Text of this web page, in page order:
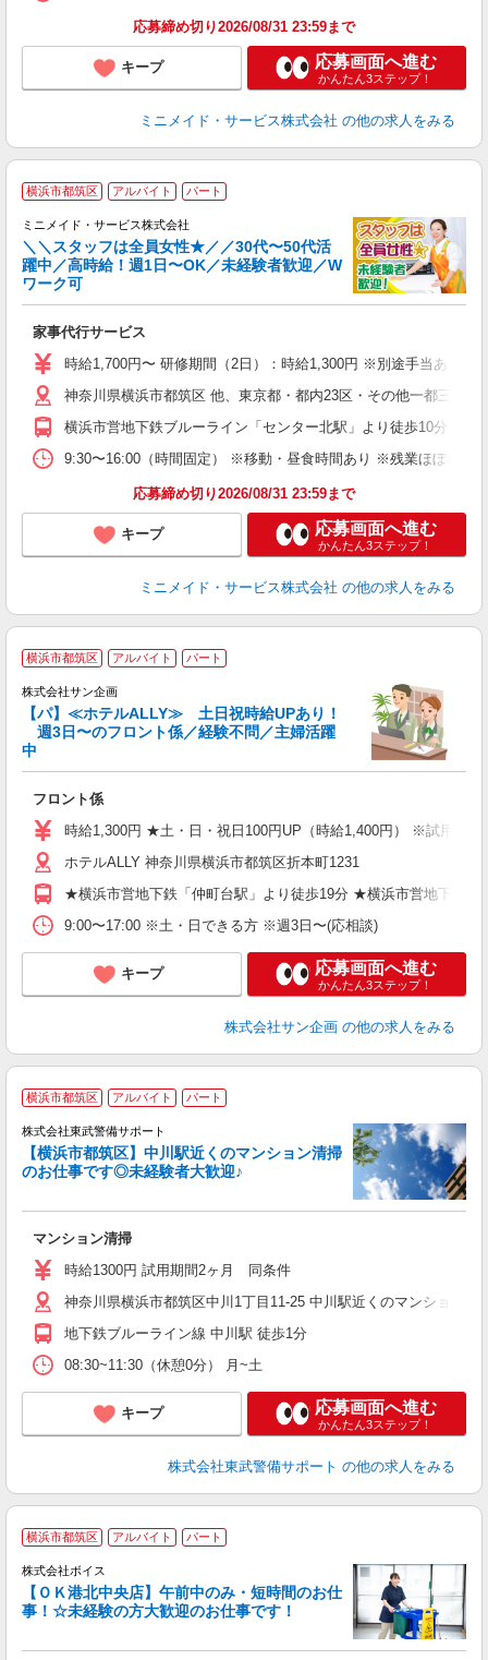
応募締め切り2026/08/31 23:59まで
キープ 応募画面へ進む
かんたん3ステップ！
ミニメイド・サービス株式会社 の他の求人をみる
横浜市都筑区 アルバイト パート
ミニメイド・サービス株式会社
＼＼スタッフは全員女性★／／30代〜50代活
躍中／高時給！週1日〜OK／未経験者歓迎／W
ワーク可
家事代行サービス
時給1,700円〜 研修期間（2日）：時給1,300円 ※別途手当あり
神奈川県横浜市都筑区 他、東京都・都内23区・その他一都三県
横浜市営地下鉄ブルーライン「センター北駅」より徒歩10分
9:30〜16:00（時間固定） ※移動・昼食時間あり ※残業ほぼなし
応募締め切り2026/08/31 23:59まで
キープ 応募画面へ進む
かんたん3ステップ！
ミニメイド・サービス株式会社 の他の求人をみる
横浜市都筑区 アルバイト パート
株式会社サン企画
【パ】≪ホテルALLY≫ 土日祝時給UPあり！
週3日〜のフロント係／経験不問／主婦活躍
中
フロント係
時給1,300円 ★土・日・祝日100円UP（時給1,400円） ※試用期間
ホテルALLY 神奈川県横浜市都筑区折本町1231
★横浜市営地下鉄「仲町台駅」より徒歩19分 ★横浜市営地下鉄
9:00〜17:00 ※土・日できる方 ※週3日〜(応相談)
キープ 応募画面へ進む
かんたん3ステップ！
株式会社サン企画 の他の求人をみる
横浜市都筑区 アルバイト パート
株式会社東武警備サポート
【横浜市都筑区】中川駅近くのマンション清掃
のお仕事です◎未経験者大歓迎♪
マンション清掃
時給1300円 試用期間2ヶ月 同条件
神奈川県横浜市都筑区中川1丁目11-25 中川駅近くのマンション
地下鉄ブルーライン線 中川駅 徒歩1分
08:30~11:30（休憩0分） 月~土
キープ 応募画面へ進む
かんたん3ステップ！
株式会社東武警備サポート の他の求人をみる
横浜市都筑区 アルバイト パート
株式会社ボイス
【ＯＫ港北中央店】午前中のみ・短時間のお仕
事！☆未経験の方大歓迎のお仕事です！